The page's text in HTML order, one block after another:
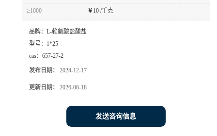
≥1000 ￥ 10 /千克
品牌： L-赖氨酸盐酸盐
型号： 1*25
cas： 657-27-2
发布日期： 2024-12-17
更新日期： 2026-06-18
发送咨询信息